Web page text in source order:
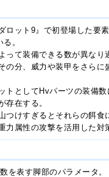
ロット9』で初登場した要
。
って装備できる数が異なり
の分、威力や装甲をさらに
トとしてHvパーツの装備
存在する。
つけすぎるとそれらの餌食
力属性の攻撃を活用した対
を表す脚部のパラメータ。